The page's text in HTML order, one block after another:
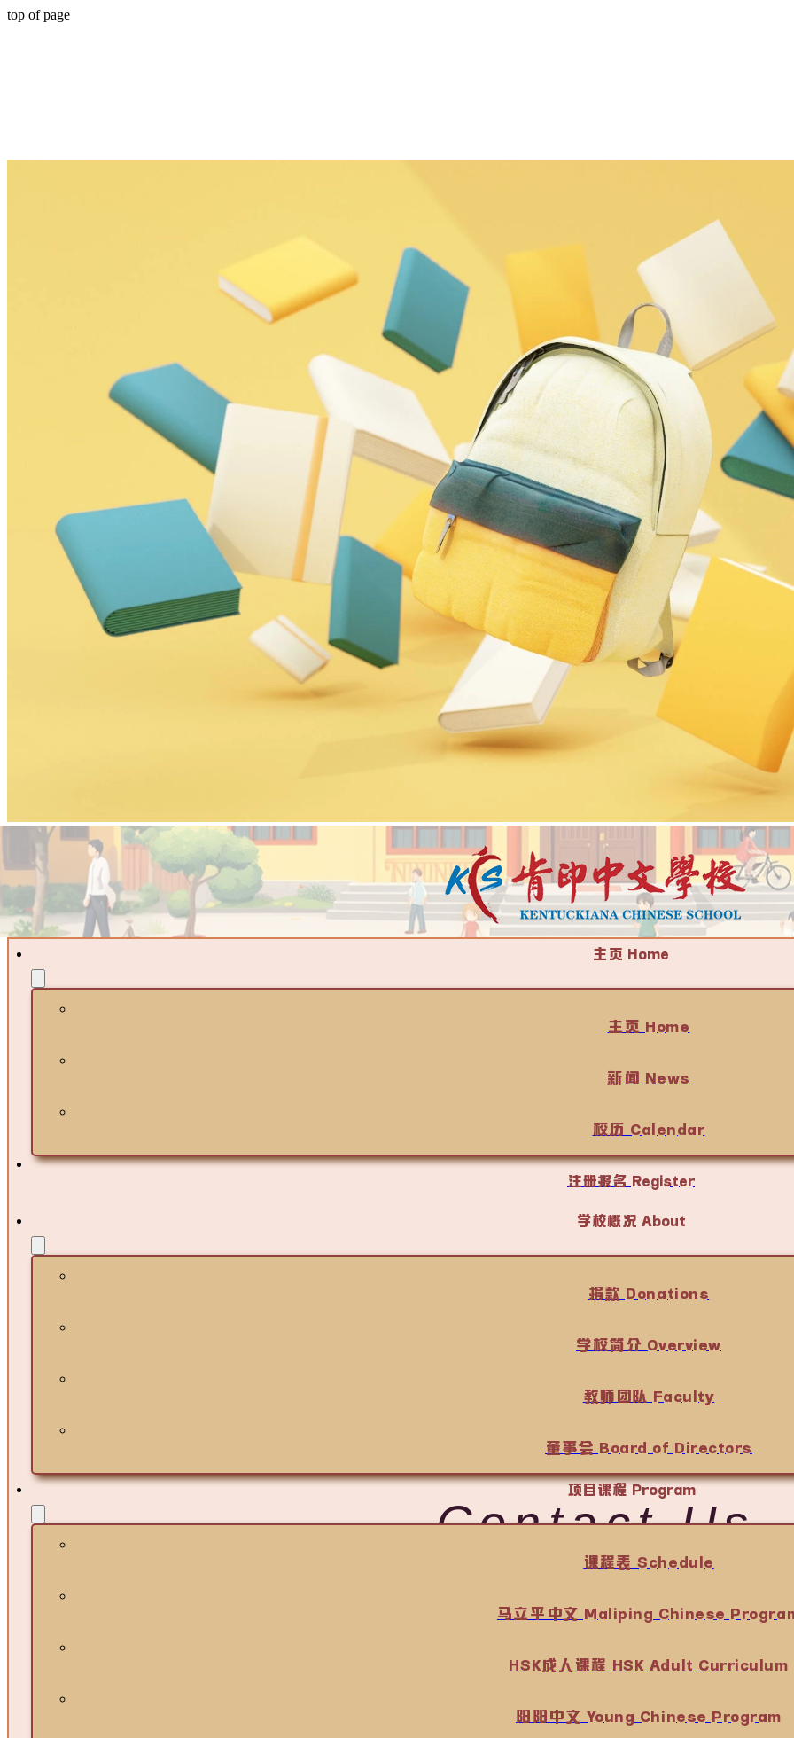
top of page
主页 Home
主页 Home
新闻 News
校历 Calendar
注册报名 Register
学校概况 About
捐款 Donations
学校简介 Overview
教师团队 Faculty
董事会 Board of Directors
项目课程 Program
课程表 Schedule
马立平中文 Maliping Chinese
HSK成人课程 HSK Adult Curriculum
阳阳中文 Young Chinese Program
Contact Us
kcschinese01@gmail.com